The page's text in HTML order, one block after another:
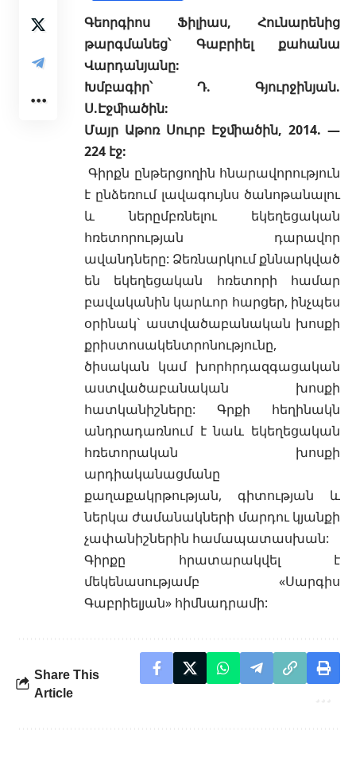
Գեորգիոս Ֆիլիաս, Հունարենից
թարգմանեց՝ Գաբրիել քահանա
Վարդանյանը:
Խմբագիր՝ Դ. Գյուրջինյան.
Ս.Էջﬕածին:
Մայր Աթոռ Սուրբ Էջﬕածին, 2014. —
224 էջ:
Գիրքն ընթերցողին հնարավորություն
է ընձեռում լավագույնս ծանոթանալու
և ներըմբռնելու եկեղեցական
հռետորության դարավոր
ավանդները: Ձեռնարկում քննարկված
են եկեղեցական հռետորի համար
բավականին կարևոր հարցեր, ինչպես
օրինակ` աստվածաբանական խոսքի
քրիստոսակենտրոնությունը,
ծիսական կամ խորհրդազգացական
աստվածաբանական խոսքի
հատկանիշները: Գրքի հեղինակն
անդրադառնում է նաև եկեղեցական
հռետորական խոսքի
արդիականացմանը
քաղաքակրթության, գիտության և
ներկա ժամանակների մարդու կյանքի
չափանիշներին համապատասխան:
Գիրքը հրատարակվել է
մեկենասությամբ «Սարգիս
Գաբրիելյան» հիմնադրամի:
Share This
Article